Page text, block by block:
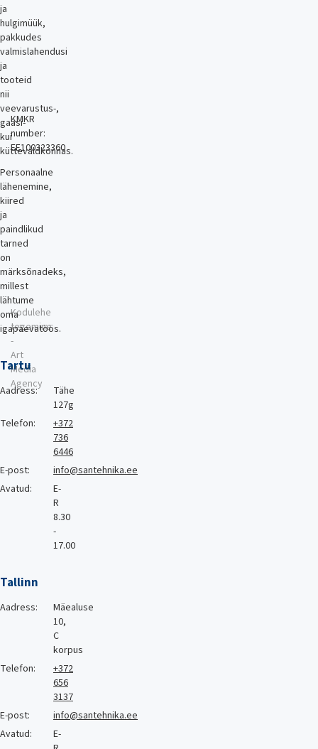
ja
hulgimüük,
pakkudes
valmislahendusi
ja
tooteid
nii
veevarustus-,
gaasi-
kui
küttevaldkonnas.
Personaalne
lähenemine,
kiired
ja
paindlikud
tarned
on
märksõnadeks,
millest
lähtume
oma
igapäevatöös.
Tartu
Aadress:
Tähe
127g
Telefon:
+372
736
6446
E-post:
info@santehnika.ee
Avatud:
E-
R
8.30
-
17.00
Tallinn
Aadress:
Mäealuse
10,
C
korpus
Telefon:
+372
656
3137
E-post:
info@santehnika.ee
Avatud:
E-
KMKR
number:
EE100323360
Kodulehe
tegemine
-
Art
Media
Agency